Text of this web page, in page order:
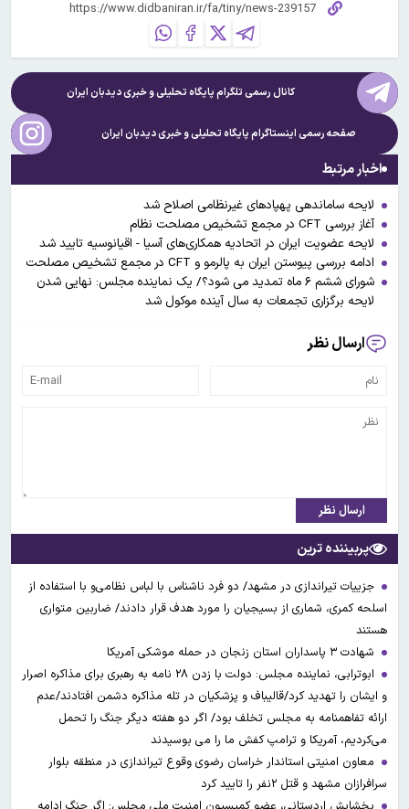
کانال رسمی تلگرام پایگاه تحلیلی و خبریدیدبان ایران
صفحه رسمی اینستاگرام پایگاه تحلیلی و خبریدیدبان ایران
اخبار مرتبط
لایحه ساماندهی پهپادهای غیرنظامی اصلاح شد
آغاز بررسی CFT در مجمع تشخیص مصلحت نظام
لایحه عضویت ایران در اتحادیه همکاری‌های آسیا - اقیانوسیه تایید شد
ادامه بررسی پیوستن ایران به پالرمو و CFT در مجمع تشخیص مصلحت
شورای ششم ۶ ماه تمدید می شود؟/ یک نماینده مجلس: نهایی شدن
لایحه برگزاری تجمعات به سال آینده موکول شد
ارسال نظر
ارسال نظر
پربیننده ترین
جزییات تیراندازی در مشهد/ دو فرد ناشناس با لباس نظامی‌و با استفاده از
اسلحه کمری، شماری از بسیجیان را مورد هدف قرار دادند/ ضاربین متواری
هستند
شهادت ۳ ‌پاسداران استان زنجان در حمله موشکی آمریکا
ابوترابی، نماینده مجلس: دولت با زدن ۲۸ نامه به رهبری برای مذاکره اصرار
و ایشان را تهدید کرد/قالیباف و پزشکیان در تله مذاکره دشمن افتادند/عدم
ارائه تفاهمنامه به مجلس تخلف بود/ اگر دو هفته دیگر جنگ را تحمل
می‌کردیم، آمریکا و ترامپ کفش ما را می بوسیدند
معاون امنیتی استاندار خراسان رضوی وقوع تیراندازی در منطقه بلوار
سرافرازان مشهد و قتل ۲نفر را تایید کرد